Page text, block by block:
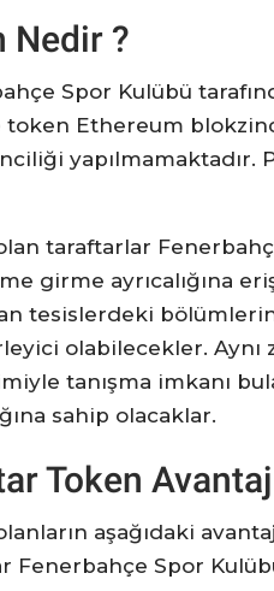
Nedir ?
Spor Kulübü
token Ethereum
yapılmamaktadır.
taraftarlar
girme ayrıcalığına
tesislerdeki
olabilecekler.
tanışma imkanı
sahip olacaklar.
Token
aşağıdaki
Fenerbahçe Spor